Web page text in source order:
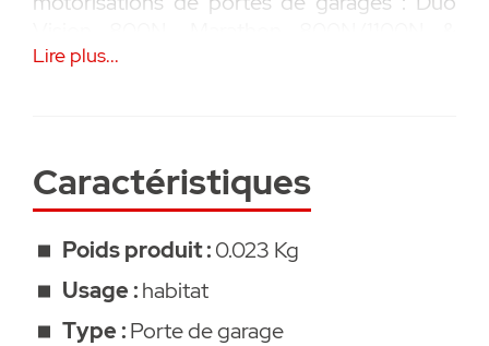
868LX présentant les caractéristiques
• Garanti 2 ans
Lire plus...
Caractéristiques
Poids produit :0.023 Kg
Usage :habitat
Type :Porte de garage